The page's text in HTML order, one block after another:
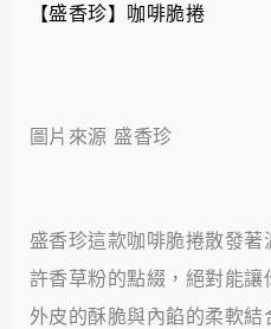
【盛香珍】咖啡脆捲
圖片來源 盛香珍
盛香珍這款咖啡脆捲散發
許香草粉的點綴，絕對能讓
外皮的酥脆與內餡的柔軟